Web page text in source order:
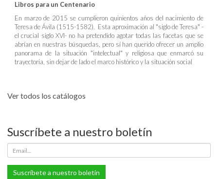
Libros para un Centenario
En marzo de 2015 se cumplieron quinientos años del nacimiento de
Teresa de Ávila (1515-1582). Esta aproximación al "siglo de Teresa" -
el crucial siglo XVI- no ha pretendido agotar todas las facetas que se
abrían en nuestras búsquedas, pero sí han querido ofrecer un amplio
panorama de la situación "intelectual" y religiosa que enmarcó su
trayectoria, sin dejar de lado el marco histórico y la situación social
Ver todos los catálogos
Suscríbete a nuestro boletín
Suscríbete a nuestro boletín